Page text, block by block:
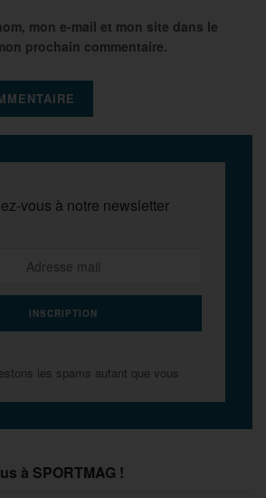
mon e-mail et mon site dans le
prochain commentaire.
vous à notre newsletter
les spams autant que vous
à SPORTMAG !